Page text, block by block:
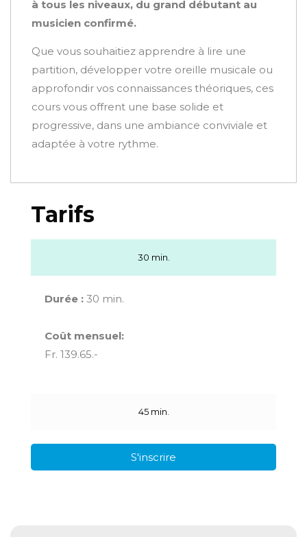
à tous les niveaux, du grand débutant au
musicien confirmé.
Que vous souhaitiez apprendre à lire une
partition, développer votre oreille musicale ou
approfondir vos connaissances théoriques, ces
cours vous offrent une base solide et
progressive, dans une ambiance conviviale et
adaptée à votre rythme.
Tarifs
30 min.
45 min.
Durée : 30 min.
Coût mensuel:
Fr. 139.65.-
S'inscrire